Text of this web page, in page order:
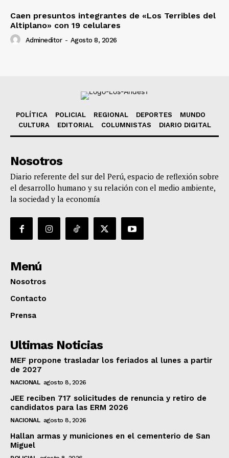
Caen presuntos integrantes de «Los Terribles del
Altiplano» con 19 celulares
Admineditor - Agosto 8, 2026
POLÍTICA POLICIAL REGIONAL DEPORTES
MUNDO
CULTURA
EDITORIAL COLUMNISTAS DIARIO DIGITAL
Nosotros
Diario referente del sur del Perú, espacio de reflexión sobre
el desarrollo humano y su relación con el medio ambiente,
la sociedad y la economía
Menú
Nosotros
Contacto
Prensa
Ultimas Noticias
MEF propone trasladar los feriados al lunes a partir
de 2027
NACIONAL agosto 8, 2026
JEE reciben 717 solicitudes de renuncia y retiro de
candidatos para las ERM 2026
NACIONAL agosto 8, 2026
Hallan armas y municiones en el cementerio de San
Miguel